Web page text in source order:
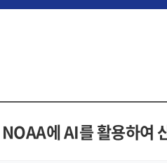
에 AI를 활용하여